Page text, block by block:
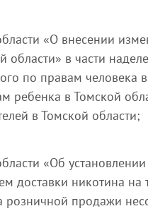
«О внесении
области» в части
по правам человека
ребенка в Томской
в Томской области;
«Об
доставки никотина на
розничной продажи